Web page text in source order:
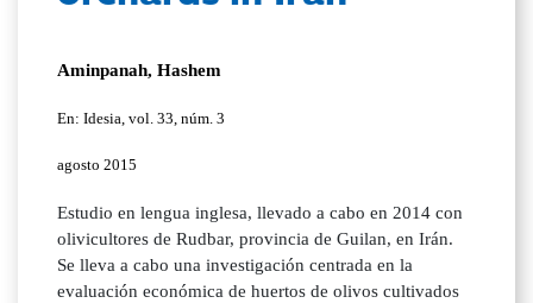
Aminpanah, Hashem
En: Idesia, vol. 33, núm. 3
agosto 2015
Estudio en lengua inglesa, llevado a cabo en 2014 con
olivicultores de Rudbar, provincia de Guilan, en Irán.
Se lleva a cabo una investigación centrada en la
evaluación económica de huertos de olivos cultivados